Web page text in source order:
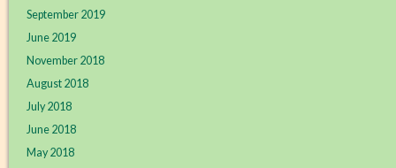
September 2019
June 2019
November 2018
August 2018
July 2018
June 2018
May 2018